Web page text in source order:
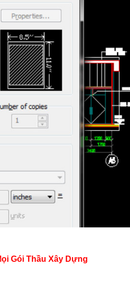
Gói Thầu Xây Dựng